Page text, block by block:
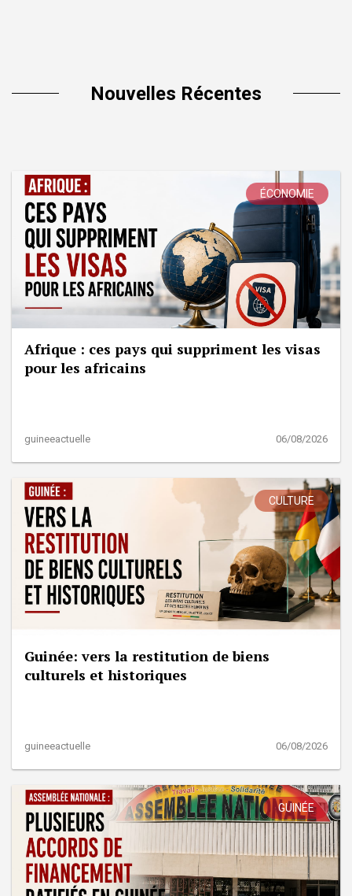
Nouvelles Récentes
ÉCONOMIE
Afrique : ces pays qui suppriment les visas
pour les africains
guineeactuelle 06/08/2026
CULTURE
Guinée: vers la restitution de biens
culturels et historiques
guineeactuelle 06/08/2026
GUINÉE